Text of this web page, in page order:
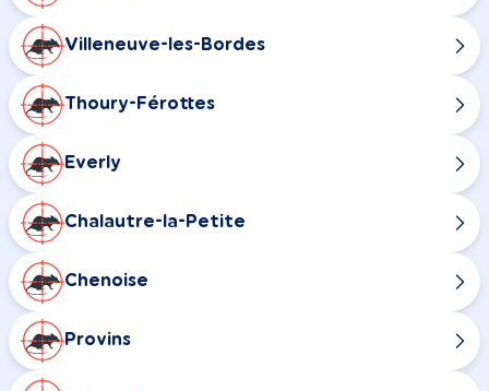
Villeneuve-les-Bordes
Thoury-Férottes
Everly
Chalautre-la-Petite
Chenoise
Provins